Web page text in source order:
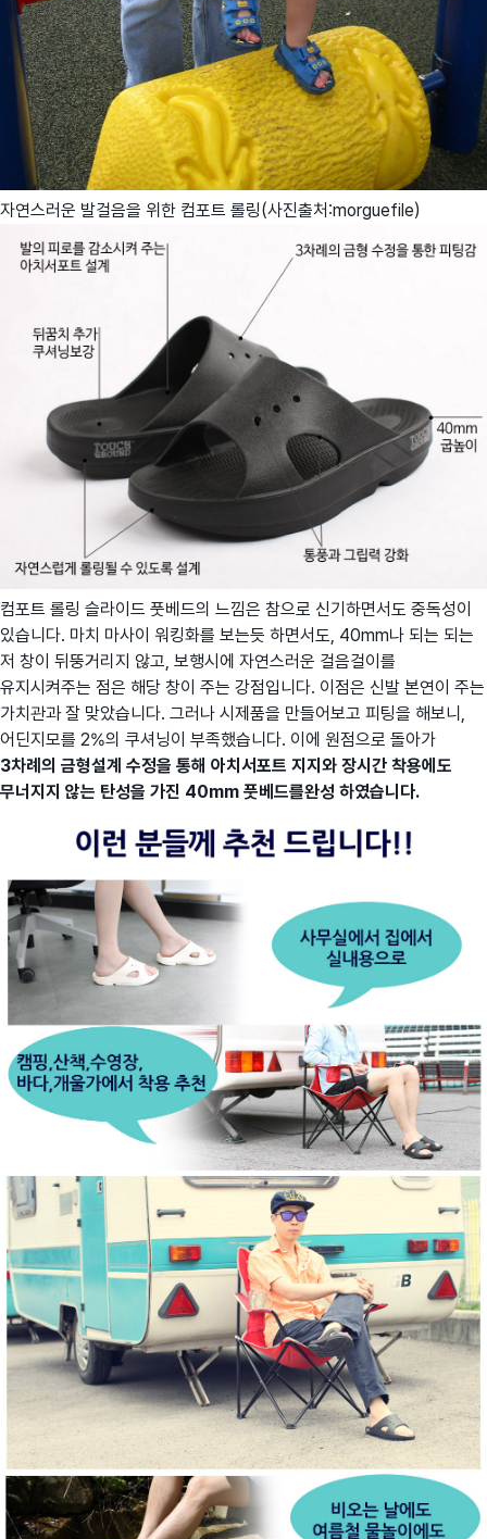
자연스러운 발걸음을 위한 컴포트 롤링(사진출처:morguefile)
컴포트 롤링 슬라이드 풋베드의 느낌은 참으로 신기하면서도 중독성이
있습니다. 마치 마사이 워킹화를 보는듯 하면서도, 40mm나 되는 되는
저 창이 뒤뚱거리지 않고, 보행시에 자연스러운 걸음걸이를
유지시켜주는 점은 해당 창이 주는 강점입니다. 이점은 신발 본연이 주는
가치관과 잘 맞았습니다. 그러나 시제품을 만들어보고 피팅을 해보니,
어딘지모를 2%의 쿠셔닝이 부족했습니다. 이에 원점으로 돌아가
3차례의 금형설계 수정을 통해 아치서포트 지지와 장시간 착용에도
무너지지 않는 탄성을 가진 40mm 풋베드를완성 하였습니다.